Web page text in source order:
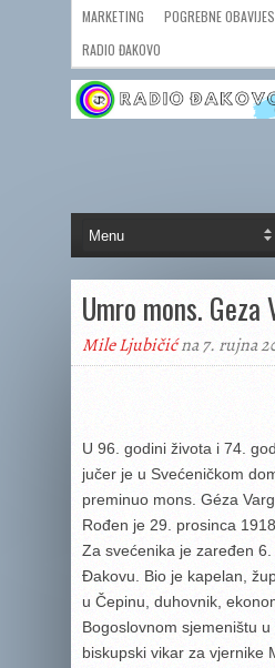
MARKETING POGREBNE
RADIO ĐAKOVO
Umro mons. Geza
Mile Ljubičićna 7. rujna
U 96. godini života i 74.
jučer je u Svećeničkom
preminuo mons. Géza
Rođen je 29. prosinca
Za svećenika je zaređen
Đakovu. Bio je kapelan,
u Čepinu, duhovnik,
Bogoslovnom sjemeništu
biskupski vikar za vjernike